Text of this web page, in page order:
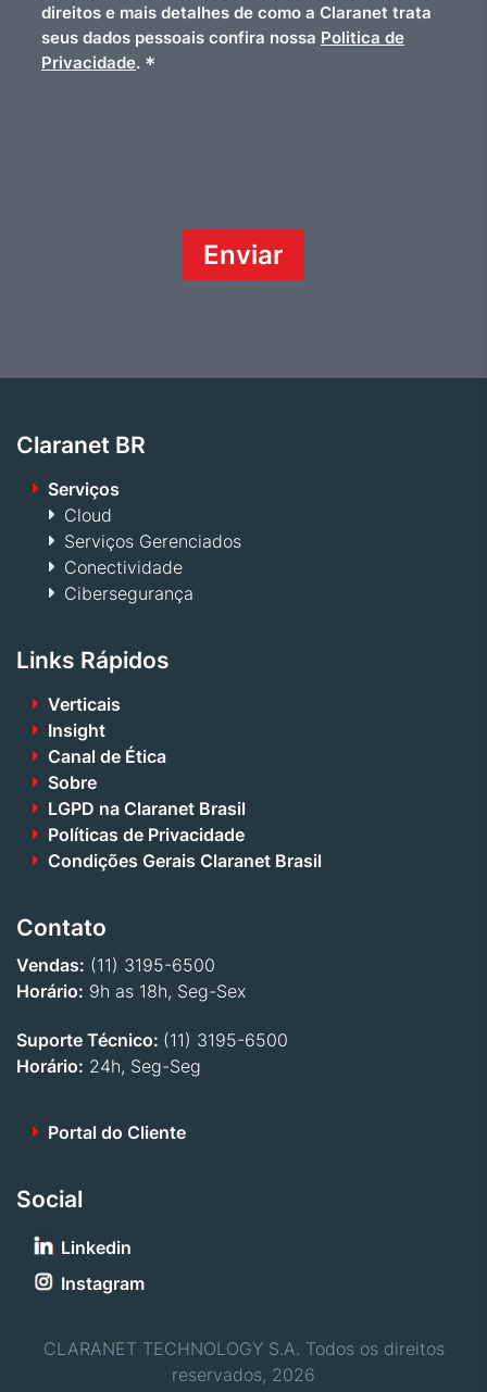
direitos e mais detalhes de como a Claranet trata
seus dados pessoais confira nossa Politica de
Privacidade. *
Claranet BR
Serviços
Cloud
Serviços Gerenciados
Conectividade
Cibersegurança
Links Rápidos
Verticais
Insight
Canal de Ética
Sobre
LGPD na Claranet Brasil
Políticas de Privacidade
Condições Gerais Claranet Brasil
Contato
Vendas: (11) 3195-6500
Horário: 9h as 18h, Seg-Sex
Suporte Técnico: (11) 3195-6500
Horário: 24h, Seg-Seg
Portal do Cliente
Social
Linkedin
Instagram
CLARANET TECHNOLOGY S.A. Todos os direitos
reservados, 2026